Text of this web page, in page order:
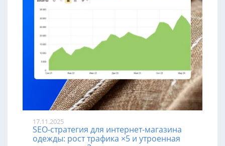
17.11.2025
SEO-стратегия для интернет-магазина
одежды: рост трафика ×5 и утроенная